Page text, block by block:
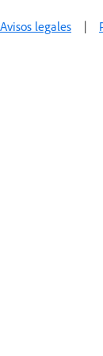
Avisos legales |